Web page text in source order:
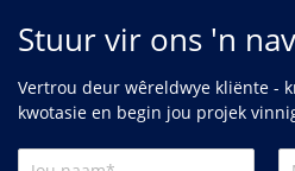
Stuur vir ons 'n
Vertrou deur wêreldwye kliënte -
kwotasie en begin jou projek